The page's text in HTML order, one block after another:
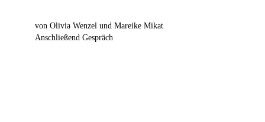
von Olivia Wenzel und Mareike Mikat
Anschließend Gespräch